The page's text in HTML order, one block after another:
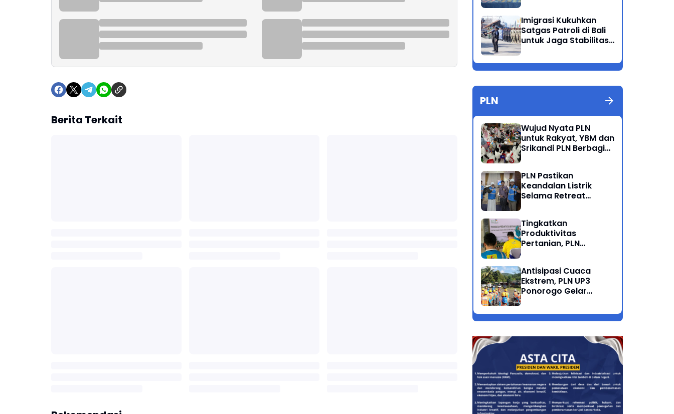
Berita Terkait
Imigrasi Kukuhkan
Satgas Patroli di Bali
untuk Jaga Stabilitas
Wilayah
PLN
Wujud Nyata PLN
untuk Rakyat, YBM dan
Srikandi PLN Berbagi
Anak Dhuafa
PLN Pastikan
Keandalan Listrik
Selama Retreat
Tingkatkan
Produktivitas
Pertanian, PLN
Listrik ke Desa
Ngrukem
Antisipasi Cuaca
Ekstrem, PLN UP3
Ponorogo Gelar
Penyulang Prigi
Trenggalek